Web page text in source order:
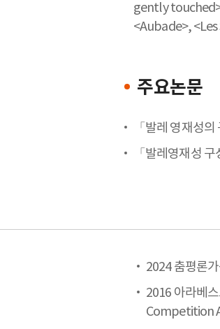
gently
<Aubade>,
주요논문
「발레 영재성의
「발레영재성
2024 춤평론
2016 아라베
Competition